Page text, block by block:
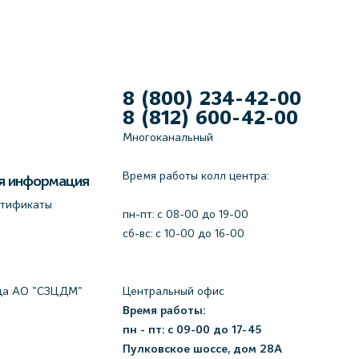
информация
АО "СЗЦДМ"
8 (800) 234-42-00
8 (812) 600-42-00
Многоканальный
Время работы колл центра:
пн-пт: c 08-00 до 19-00
сб-вс: с 10-00 до 16-00
Центральный офис
Время работы:
пн - пт: с 09-00 до 17-45
Пулковское шоссе, дом 28А